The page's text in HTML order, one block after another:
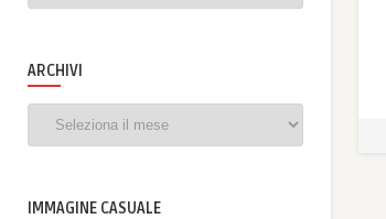
ARCHIVI
IMMAGINE CASUALE